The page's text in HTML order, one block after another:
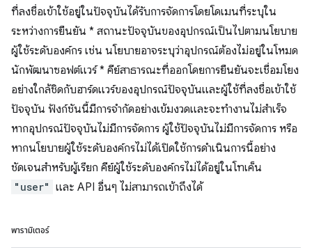
ที่ลงชื่อเข้าใช้อยู่ในปัจจุบันได้รับการจัดการโดยโดเมนที่ระบุใน
ระหว่างการยืนยัน * สถานะปัจจุบันของอุปกรณ์เป็นไปตามนโยบาย
ผู้ใช้ระดับองค์กร เช่น นโยบายอาจระบุว่าอุปกรณ์ต้องไม่อยู่ในโหมด
นักพัฒนาซอฟต์แวร์ * คีย์สาธารณะที่ออกโดยการยืนยันจะเชื่อมโยง
อย่างใกล้ชิดกับฮาร์ดแวร์ของอุปกรณ์ปัจจุบันและผู้ใช้ที่ลงชื่อเข้าใช้
ปัจจุบัน ฟังก์ชันนี้มีการจำกัดอย่างเข้มงวดและจะทำงานไม่สำเร็จ
หากอุปกรณ์ปัจจุบันไม่มีการจัดการ ผู้ใช้ปัจจุบันไม่มีการจัดการ หรือ
หากนโยบายผู้ใช้ระดับองค์กรไม่ได้เปิดใช้การดำเนินการนี้อย่าง
ชัดเจนสำหรับผู้เรียก คีย์ผู้ใช้ระดับองค์กรไม่ได้อยู่ในโทเค็น
"user" และ API อื่นๆ ไม่สามารถเข้าถึงได้
พารามิเตอร์